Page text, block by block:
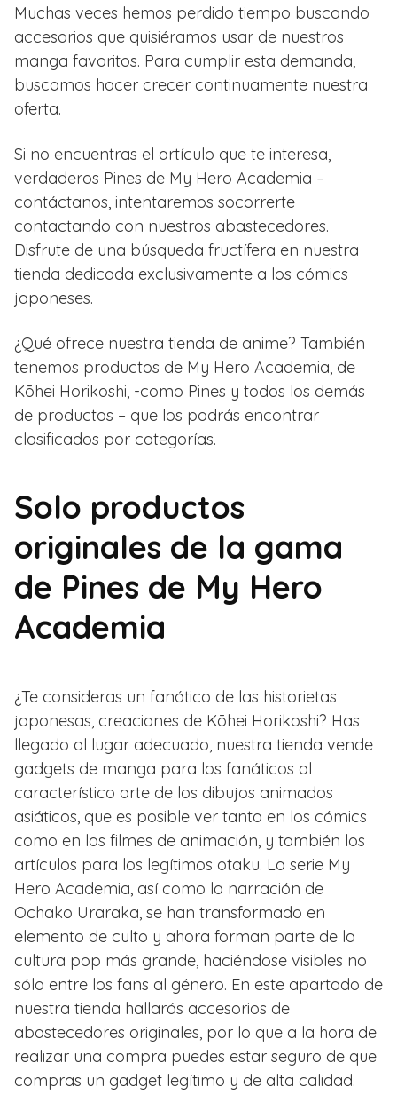
Muchas veces hemos perdido tiempo buscando
accesorios que quisiéramos usar de nuestros
manga favoritos. Para cumplir esta demanda,
buscamos hacer crecer continuamente nuestra
oferta.
Si no encuentras el artículo que te interesa,
verdaderos Pines de My Hero Academia –
contáctanos, intentaremos socorrerte
contactando con nuestros abastecedores.
Disfrute de una búsqueda fructífera en nuestra
tienda dedicada exclusivamente a los cómics
japoneses.
¿Qué ofrece nuestra tienda de anime? También
tenemos productos de My Hero Academia, de
Kōhei Horikoshi, -como Pines y todos los demás
de productos – que los podrás encontrar
clasificados por categorías.
Solo productos
originales de la gama
de Pines de My Hero
Academia
¿Te consideras un fanático de las historietas
japonesas, creaciones de Kōhei Horikoshi? Has
llegado al lugar adecuado, nuestra tienda vende
gadgets de manga para los fanáticos al
característico arte de los dibujos animados
asiáticos, que es posible ver tanto en los cómics
como en los filmes de animación, y también los
artículos para los legítimos otaku. La serie My
Hero Academia, así como la narración de
Ochako Uraraka, se han transformado en
elemento de culto y ahora forman parte de la
cultura pop más grande, haciéndose visibles no
sólo entre los fans al género. En este apartado de
nuestra tienda hallarás accesorios de
abastecedores originales, por lo que a la hora de
realizar una compra puedes estar seguro de que
compras un gadget legítimo y de alta calidad.